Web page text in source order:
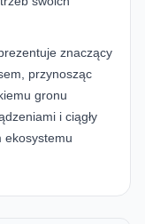
znaczący
przynosząc
gronu
i ciągły
ekosystemu